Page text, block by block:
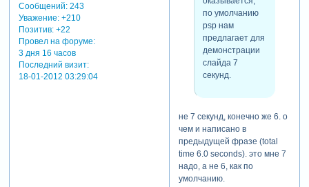
использовать в процессе
перехода как части от а, так
и части от в. но этот
нахлест укорачивает общее
время демонстрации
изображений а и в. так,
если в презентации всего
два слайда - а и в, то
между ними. если мы хотим
видеть а на протяжении 5
секунд и столько же
времени в, а переход
должен произойти за 1
секунду, то нам надо иметь
Сообщений:243
Уважение: +210
Позитив: +22
Провел на форуме:
3 дня 16 часов
Последний визит:
18-01-2012 03:29:04
по умолчанию
psp нам
предлагает для
демонстрации
слайда 7
секунд.
не 7 секунд, конечно же 6. о
чем и написано в
предыдущей фразе (total
time 6.0 seconds). это мне 7
надо, а не 6, как по
умолчанию.